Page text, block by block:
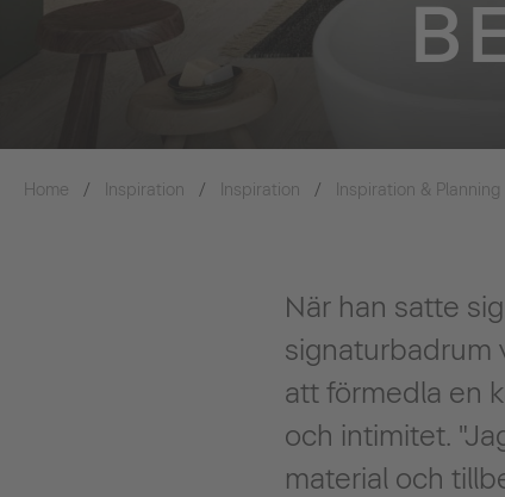
Home Inspiration Inspiration Inspiration & Planning
När han satte
signaturbadrum
att förmedla en
och intimitet.
material och